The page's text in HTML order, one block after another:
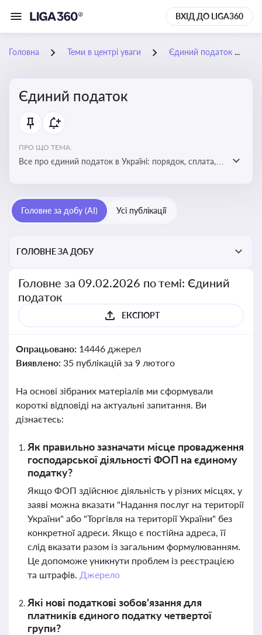
ВХІД ДО LIGA360
Головна Теми в центрі уваги Єдиний податок
Єдиний податок
ПРО ЩО ТЕМА:
Все про єдиний податок в Україні: порядок, сплата,
Головне за добу (AI) Усі публікації
ГОЛОВНЕ ЗА ДОБУ
Головне за 09.02.2026 по темі: Єдиний
податок
ЕКСПОРТ
Опрацьовано: 14446 джерел
Виявлено: 35 публікацій за 9 лютого
На основі зібраних матеріалів ми сформували
короткі відповіді на актуальні запитання. Ви
дізнаєтесь:
Як правильно зазначати місце провадження
господарської діяльності ФОП на єдиному
податку?
Якщо ФОП здійснює діяльність у різних місцях, у
заяві можна вказати "Надання послуг на території
України" або "Торгівля на території України" без
конкретної адреси. Якщо є постійна адреса, її
слід вказати разом із загальним формулюванням.
Це допоможе уникнути проблем із реєстрацією
та штрафів. Джерело
Які нові податкові зобов'язання для
платників єдиного податку четвертої
групи?